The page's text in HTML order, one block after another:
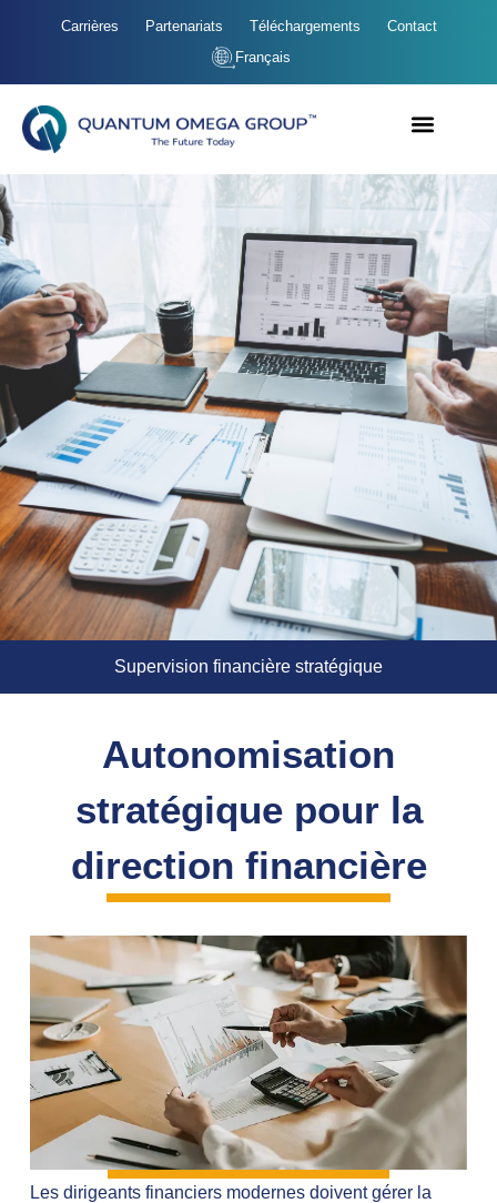
Carrières Partenariats Téléchargements
Contact
Français
Supervision financière stratégique
Autonomisation
stratégique pour la
direction financière
Les dirigeants financiers modernes doivent gérer la